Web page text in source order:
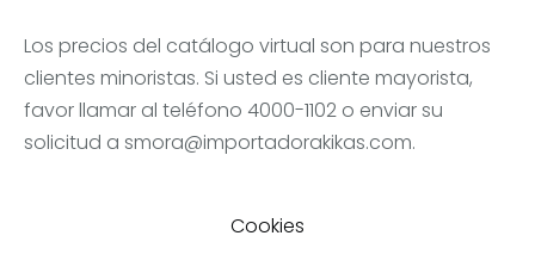
Los precios del catálogo virtual son para nuestros
clientes minoristas. Si usted es cliente mayorista,
favor llamar al teléfono 4000-1102 o enviar su
solicitud a smora@importadorakikas.com.
Cookies